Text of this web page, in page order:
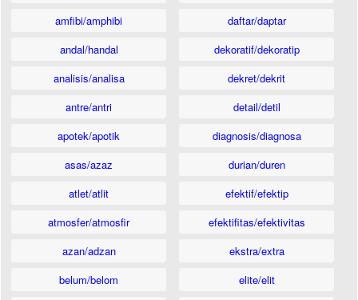
amfibi/amphibi
andal/handal
analisis/analisa
antre/antri
apotek/apotik
asas/azaz
atlet/atlit
atmosfer/atmosfir
azan/adzan
belum/belom
daftar/daptar
dekoratif/dekoratip
dekret/dekrit
detail/detil
diagnosis/diagnosa
durian/duren
efektif/efektip
efektifitas/efektivitas
ekstra/extra
elite/elit